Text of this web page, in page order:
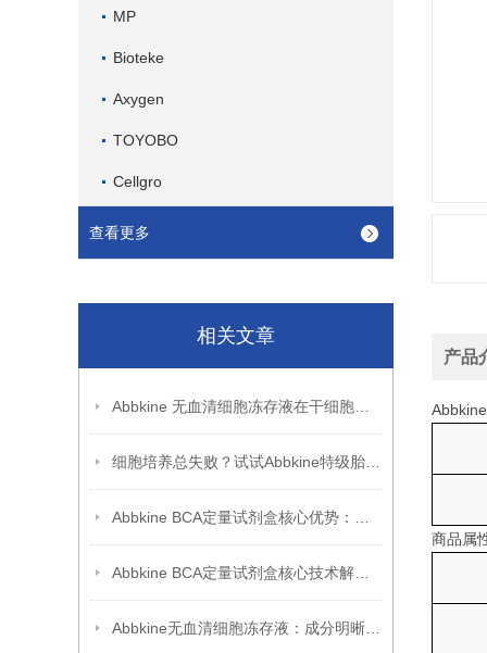
MP
Bioteke
Axygen
TOYOBO
Cellgro
查看更多
相关文章
产品
商品属